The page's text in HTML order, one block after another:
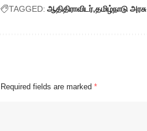
TAGGED: ஆதிதிராவிடர் தமிழ்நாடு அரசு
Required fields are marked *